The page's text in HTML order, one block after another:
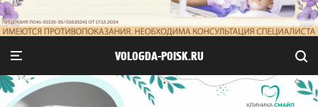
VOLOGDA-POISK.RU